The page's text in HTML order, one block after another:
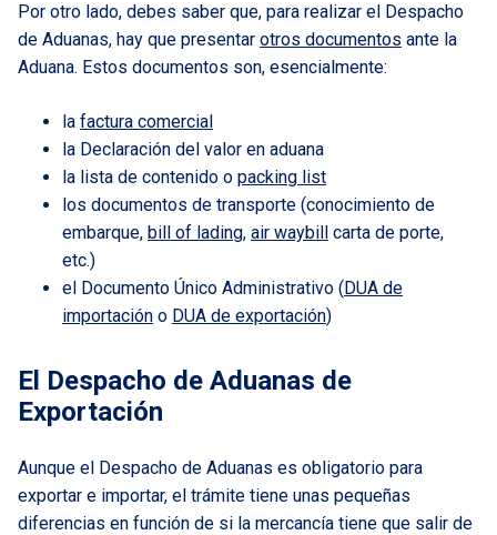
Por otro lado, debes saber que, para realizar el Despacho
de Aduanas, hay que presentar otros documentos ante la
Aduana. Estos documentos son, esencialmente:
la factura comercial
la Declaración del valor en aduana
la lista de contenido o packing list
los documentos de transporte (conocimiento de
embarque, bill of lading, air waybill carta de porte,
etc.)
el Documento Único Administrativo (DUA de
importación o DUA de exportación)
El Despacho de Aduanas de
Exportación
Aunque el Despacho de Aduanas es obligatorio para
exportar e importar, el trámite tiene unas pequeñas
diferencias en función de si la mercancía tiene que salir de